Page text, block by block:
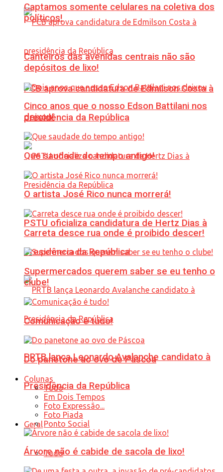
PCB aprova candidatura de Edmilson Costa à
presidência da República
PSTU oficializa candidatura de Hertz Dias à
Presidência da República
PRTB lança Leonardo Avalanche candidato à
Presidência da República
Geral
Tudo
Captamos somente celulares na coletiva dos
políticos!
Canteiros das avenidas centrais não são
depósitos de lixo!
Cinco anos que o nosso Edson Battilani nos
deixou!
Que saudade do tempo antigo!
O artista José Rico nunca morrerá!
Carreta desce rua onde é proibido descer!
Supermercados querem saber se eu tenho o
clube!
Comunicação é tudo!
Do panetone ao ovo de Páscoa
Colunas
Tudo
Em Dois Tempos
Foto Expressão...
Foto Piada
Ponto Social
Árvore não é cabide de sacola de lixo!